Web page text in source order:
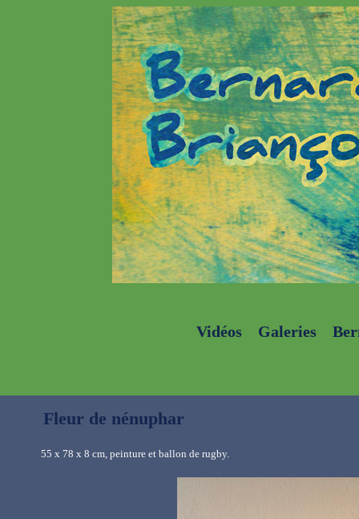
Vidéos Galeries
Fleur de nénuphar
55 x 78 x 8 cm, peinture et ballon de rugby.